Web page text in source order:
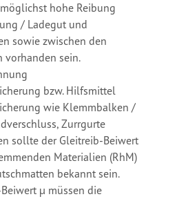
hohe Reibung
/ Ladegut und
sowie zwischen den
vorhanden sein.
bzw. Hilfsmittel
wie Klemmbalken /
Zurrgurte
sollte der Gleitreib-Beiwert
Materialien (RhM)
bekannt sein.
µ müssen die